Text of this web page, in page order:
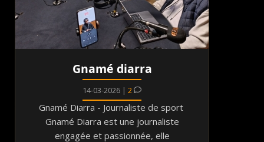
Gnamé diarra
14-03-2026 | 2
Gnamé Diarra - Journaliste de sport
Gnamé Diarra est une journaliste
engagée et passionnée, elle